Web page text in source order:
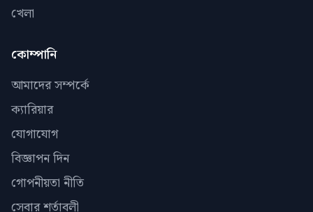
খেলা
কোম্পানি
আমাদের সম্পর্কে
ক্যারিয়ার
যোগাযোগ
বিজ্ঞাপন দিন
গোপনীয়তা নীতি
সেবার শর্তাবলী